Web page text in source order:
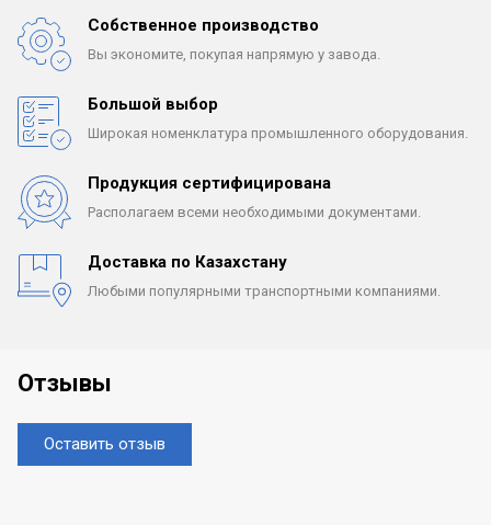
Собственное производство
Вы экономите, покупая напрямую у завода.
Большой выбор
Широкая номенклатура промышленного оборудования.
Продукция сертифицирована
Располагаем всеми необходимыми документами.
Доставка по Казахстану
Любыми популярными транспортными компаниями.
Отзывы
Оставить отзыв